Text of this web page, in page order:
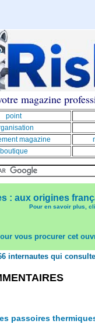
magazine
point
magazine
boutique
: aux origines
Pour en savoir plus,
vous procurer cet
internautes qui
passoires